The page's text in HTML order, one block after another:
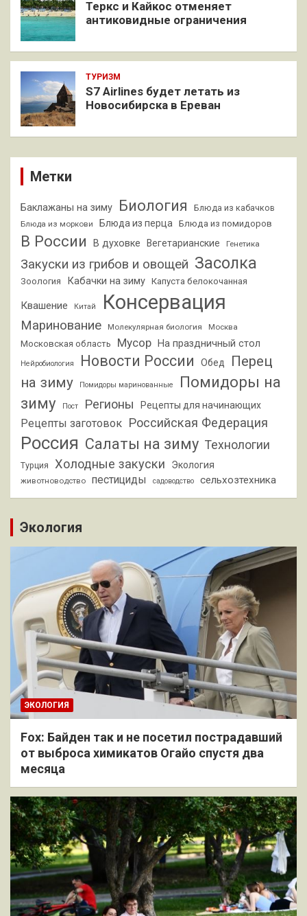
Теркс и Кайкос отменяет
антиковидные ограничения
ТУРИЗМ
S7 Airlines будет летать из
Новосибирска в Ереван
Метки
Баклажаны на зиму Биология Блюда из кабачков
Блюда из моркови Блюда из перца Блюда из помидоров
В России В духовке Вегетарианские Генетика
Закуски из грибов и овощей Засолка
Зоология Кабачки на зиму Капуста белокочанная
Квашение Китай Консервация
Маринование Молекулярная биология Москва
Московская область Мусор На праздничный стол
Нейробиология Новости России Обед
Перец
на зиму
Помидоры маринованные
Помидоры на
зиму
Пост Регионы Рецепты для начинающих
Рецепты заготовок Российская Федерация
Россия Салаты на зиму Технологии
Турция Холодные закуски Экология
животноводство пестициды садоводство сельхозтехника
Экология
ЭКОЛОГИЯ
Fox: Байден так и не посетил пострадавший
от выброса химикатов Огайо спустя два
месяца